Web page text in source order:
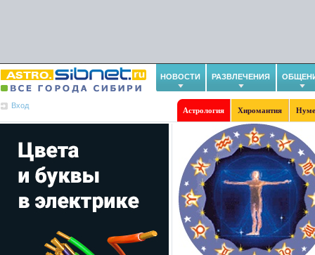
НОВОСТИ РАЗВЛЕЧЕНИЯ
Вход
Астрология Хиромантия